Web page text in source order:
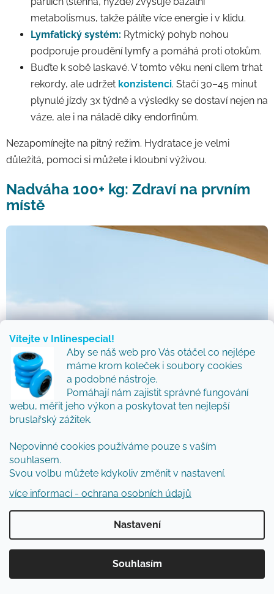
Vítejte v Inlinespecial!
Aby se náš web pro Vás otáčel co nejlépe
máme krom koleček i soubory cookies
a podobné nástroje.
Pomáhají nám zajistit správné fungování
webu, měřit jeho výkon a poskytovat ten nejlepší
bruslařský zážitek.
Nepovinné cookies používáme pouze s vaším
souhlasem.
Svou volbu můžete kdykoliv změnit v nastavení.
více informací - ochrana osobních údajů
Nastavení
Souhlasím
metabolismus, takže pálíte více energie i v klidu.
Lymfatický systém: Rytmický pohyb nohou
podporuje proudění lymfy a pomáhá proti otokům.
Buďte k sobě laskavé. V tomto věku není cílem trhat
rekordy, ale udržet konzistenci. Stačí 30–45 minut
plynulé jízdy 3x týdně a výsledky se dostaví nejen na
váze, ale i na náladě díky endorfinům.
Nezapomínejte na pitný režim. Hydratace je velmi
důležitá, pomoci si můžete i kloubní výživou.
Nadváha 100+ kg: Zdraví na prvním
místě